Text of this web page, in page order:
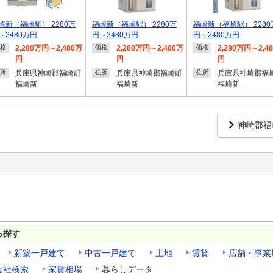
新（福崎駅） 2280万
2480万円
2,280万円～2,480万
円
兵庫県神崎郡福崎町
福崎新
福崎新（福崎駅） 2280万
円～2480万円
価格
2,280万円～2,480万
円
住所
兵庫県神崎郡福崎町
福崎新
福崎新（福崎駅） 2280
円～2480万円
価格
2,280万円～
円
住所
兵庫県神崎郡福
福崎新
神崎郡
探す
新築一戸建て
中古一戸建て 土地 賃貸
店舗・事業
社検索
家賃相場 暮らしデータ